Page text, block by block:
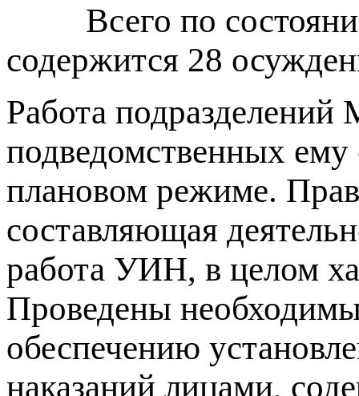
Всего по
содержится 28
Работа
подведомственных ему
плановом режиме.
составляющая
работа УИН, в целом
Проведены
обеспечению
наказаний лицами,